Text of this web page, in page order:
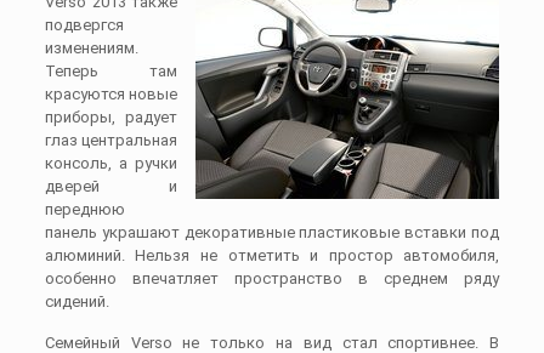
подвергся
изменениям.
Теперь там
красуются новые
приборы, радует
глаз центральная
консоль, а ручки
дверей и
переднюю
панель украшают декоративные пластиковые вставки под
алюминий. Нельзя не отметить и простор автомобиля,
особенно впечатляет пространство в среднем ряду
сидений.
Семейный Verso не только на вид стал спортивнее. В